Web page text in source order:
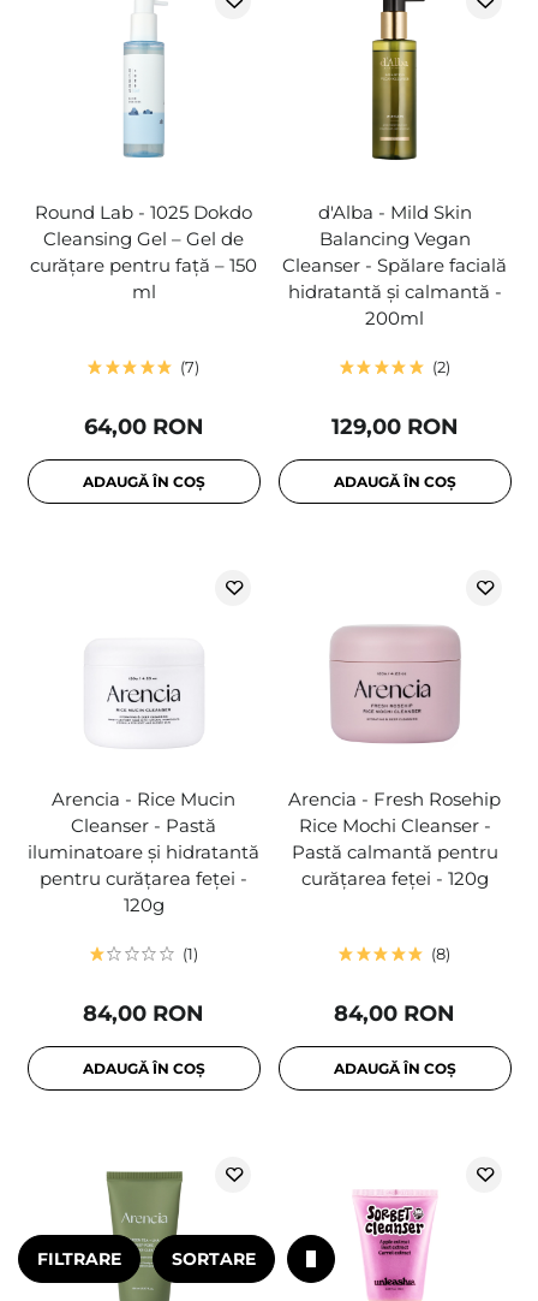
Round Lab - 1025 Dokdo
Cleansing Gel – Gel de
curățare pentru față – 150
ml
7
64,00 RON
ADAUGĂ ÎN COȘ
d'Alba - Mild Skin
Balancing Vegan
Cleanser - Spălare facială
hidratantă și calmantă -
200ml
2
129,00 RON
ADAUGĂ ÎN COȘ
Arencia - Rice Mucin
Cleanser - Pastă
iluminatoare și hidratantă
pentru curățarea feței -
120g
1
84,00 RON
ADAUGĂ ÎN COȘ
Arencia - Fresh Rosehip
Rice Mochi Cleanser -
Pastă calmantă pentru
curățarea feței - 120g
8
84,00 RON
ADAUGĂ ÎN COȘ
FILTRARE SORTARE